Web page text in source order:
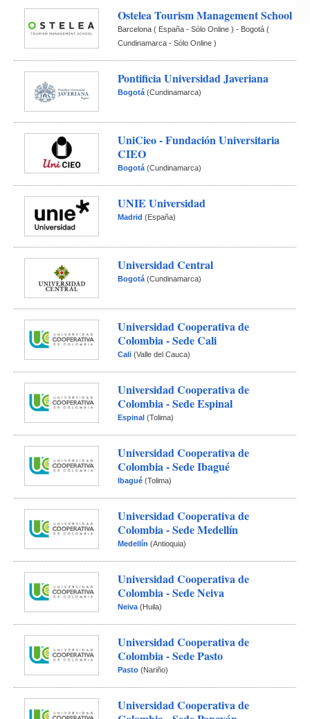
Ostelea Tourism Management School
Barcelona ( España - Sólo Online ) - Bogotá (
Cundinamarca - Sólo Online )
Pontificia Universidad Javeriana
Bogotá (Cundinamarca)
UniCieo - Fundación Universitaria
CIEO
Bogotá (Cundinamarca)
UNIE Universidad
Madrid (España)
Universidad Central
Bogotá (Cundinamarca)
Universidad Cooperativa de
Colombia - Sede Cali
Cali (Valle del Cauca)
Universidad Cooperativa de
Colombia - Sede Espinal
Espinal (Tolima)
Universidad Cooperativa de
Colombia - Sede Ibagué
Ibagué (Tolima)
Universidad Cooperativa de
Colombia - Sede Medellín
Medellín (Antioquia)
Universidad Cooperativa de
Colombia - Sede Neiva
Neiva (Huila)
Universidad Cooperativa de
Colombia - Sede Pasto
Pasto (Nariño)
Universidad Cooperativa de